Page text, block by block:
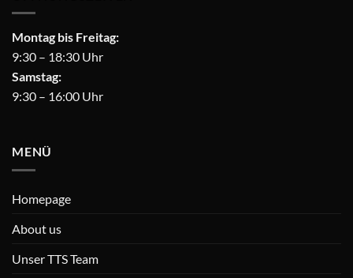
Montag bis Freitag:
9:30 – 18:30 Uhr
Samstag:
9:30 – 16:00 Uhr
MENÜ
Homepage
About us
Unser TTS Team